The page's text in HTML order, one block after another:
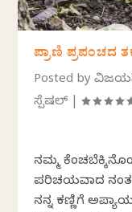
ಪ್ರಾಣಿ ಪ್ರಪಂಚದ
Posted by
ಸ್ಪೆಷಲ್ |
ನಮ್ಮ
ಪರಿಚಯವಾದ ನಂತರ
ನನ್ನ ಕಣ್ಣಿಗೆ